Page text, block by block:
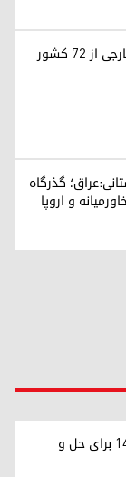
حضور ۱۶ هزار داوطلب خارجی از ۷۲ کشور
گذرگاه
و اروپا
تأکید کمیته مناطق کوردستانی بر اجرای ماده ۱۴۰ برای حل و